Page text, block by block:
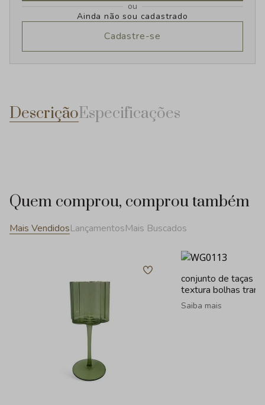
ou
Ainda não sou cadastrado
Cadastre-se
DescriçãoEspecificações
Quem comprou, comprou também
Mais VendidosLançamentosMais Buscados
conjunto de taças
textura bolhas
- 260ml
Saiba mais